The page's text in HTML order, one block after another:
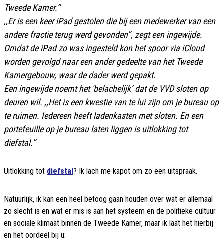
Tweede Kamer.’’
,,Er is een keer iPad gestolen die bij een medewerker van een
andere fractie terug werd gevonden’’, zegt een ingewijde.
Omdat de iPad zo was ingesteld kon het spoor via iCloud
worden gevolgd naar een ander gedeelte van het Tweede
Kamergebouw, waar de dader werd gepakt.
Een ingewijde noemt het 'belachelijk’ dat de VVD sloten op
deuren wil. ,,Het is een kwestie van te lui zijn om je bureau op
te ruimen. Iedereen heeft ladenkasten met sloten. En een
portefeuille op je bureau laten liggen is uitlokking tot
diefstal.’’
Uitlokking tot diefstal ? Ik lach me kapot om zo een uitspraak.
Natuurlijk, ik kan een heel betoog gaan houden over wat er allemaal
zo slecht is en wat er mis is aan het systeem en de politieke cultuur
en sociale klimaat binnen de Tweede Kamer, maar ik laat het hierbij
en het oordeel bij u: